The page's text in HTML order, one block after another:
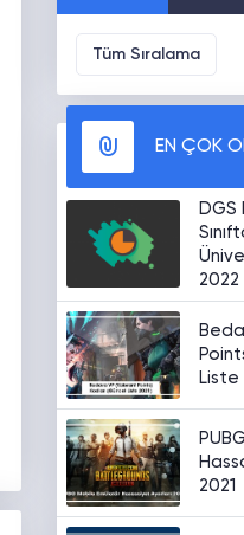
Tüm Sıralama
EN ÇOK
DGS
2022
Liste
2021